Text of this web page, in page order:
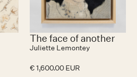
The face of another
Juliette Lemontey
€ 1,600.00 EUR